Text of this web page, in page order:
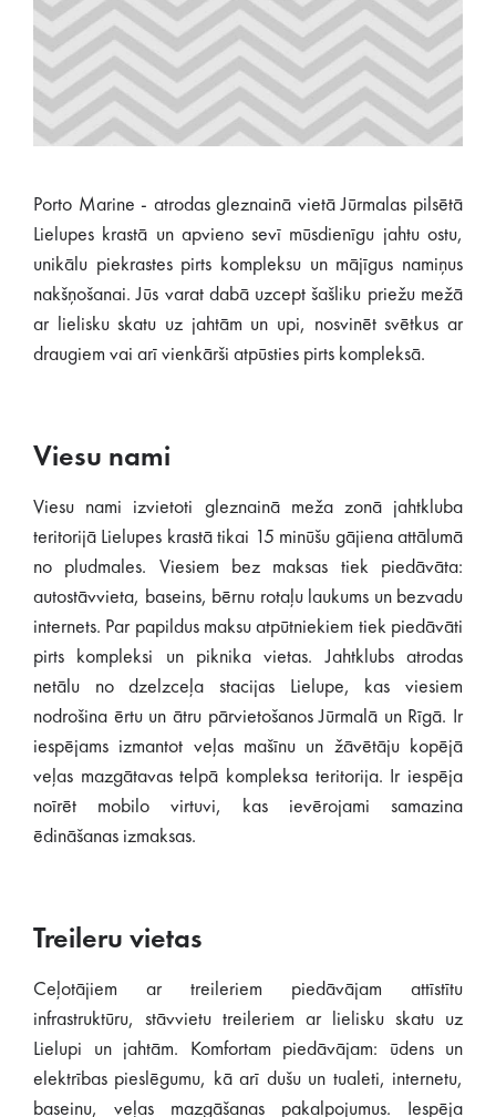
Porto Marine - atrodas gleznainā vietā Jūrmalas pilsētā
Lielupes krastā un apvieno sevī mūsdienīgu jahtu ostu,
unikālu piekrastes pirts kompleksu un mājīgus namiņus
nakšņošanai. Jūs varat dabā uzcept šašliku priežu mežā
ar lielisku skatu uz jahtām un upi, nosvinēt svētkus ar
draugiem vai arī vienkārši atpūsties pirts kompleksā.
Viesu nami
Viesu nami izvietoti gleznainā meža zonā jahtkluba
teritorijā Lielupes krastā tikai 15 minūšu gājiena attālumā
no pludmales. Viesiem bez maksas tiek piedāvāta:
autostāvvieta, baseins, bērnu rotaļu laukums un bezvadu
internets. Par papildus maksu atpūtniekiem tiek piedāvāti
pirts kompleksi un piknika vietas. Jahtklubs atrodas
netālu no dzelzceļa stacijas Lielupe, kas viesiem
nodrošina ērtu un ātru pārvietošanos Jūrmalā un Rīgā. Ir
iespējams izmantot veļas mašīnu un žāvētāju kopējā
veļas mazgātavas telpā kompleksa teritorija. Ir iespēja
noīrēt mobilo virtuvi, kas ievērojami samazina
ēdināšanas izmaksas.
Treileru vietas
Ceļotājiem ar treileriem piedāvājam attīstītu
infrastruktūru, stāvvietu treileriem ar lielisku skatu uz
Lielupi un jahtām. Komfortam piedāvājam: ūdens un
elektrības pieslēgumu, kā arī dušu un tualeti, internetu,
baseinu, veļas mazgāšanas pakalpojumus. Iespēja